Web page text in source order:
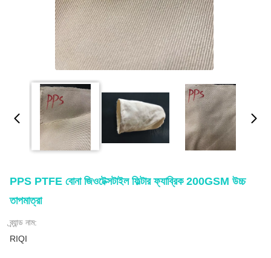
PPS PTFE বোনা জিওটেক্সটাইল ফিল্টার ফ্যাব্রিক 200GSM উচ্চ
তাপমাত্রা
ব্র্যান্ড নাম:
RIQI